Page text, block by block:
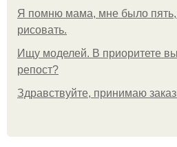
Я помню мама, мне было пять,
рисовать.
Ищу моделей. В приоритете
репост?
Здравствуйте, принимаю